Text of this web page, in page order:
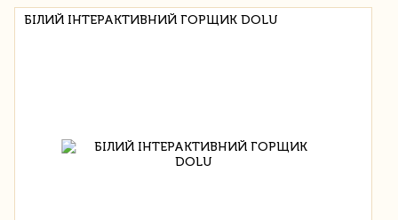
БІЛИЙ ІНТЕРАКТИВНИЙ ГОРЩИК DOLU